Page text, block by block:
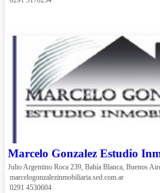
Marcelo Gonzalez Estudio
Julio Argentino Roca 239, Bahía Blanca, Buenos
marcelogonzalezinmobiliaria.sed.com.ar
0291 4530604